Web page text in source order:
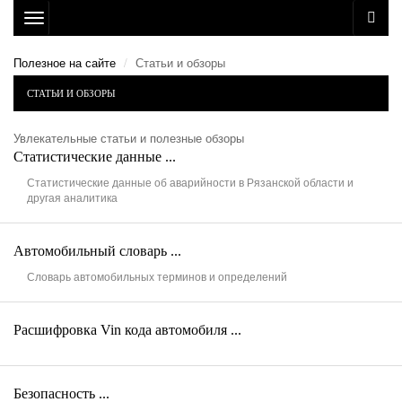
Toggle
navigation
Полезное на сайте
Статьи и обзоры
СТАТЬИ И ОБЗОРЫ
Увлекательные статьи и полезные обзоры
Статистические данные ...
Статистические данные об аварийности в Рязанской области и
другая аналитика
Автомобильный словарь ...
Словарь автомобильных терминов и определений
Расшифровка Vin кода автомобиля ...
Безопасность ...